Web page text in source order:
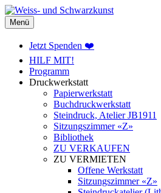
Weiss- und Schwarzkunst
Menü
Jetzt Spenden ❤️
HILF MIT!
Programm
Druckwerkstatt
Papierwerkstatt
Buchdruckwerkstatt
Steindruck, Atelier JB1911
Sitzungszimmer «Z»
Bibliothek
ZU VERKAUFEN
ZU VERMIETEN
Offene Werkstatt
Sitzungszimmer «Z»